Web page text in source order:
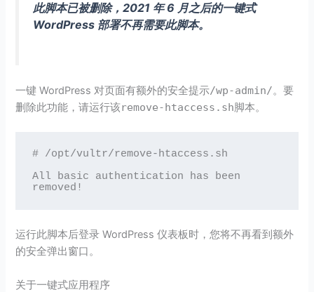
此脚本已被删除，2021 年 6 月之后的一键式
WordPress 部署不再需要此脚本。
一键 WordPress 对页面有额外的安全提示/wp-admin/。要
删除此功能，请运行该remove-htaccess.sh脚本。
# /opt/vultr/remove-htaccess.sh
All basic authentication has been
removed!
运行此脚本后登录 WordPress 仪表板时，您将不再看到额外
的安全弹出窗口。
关于一键式应用程序